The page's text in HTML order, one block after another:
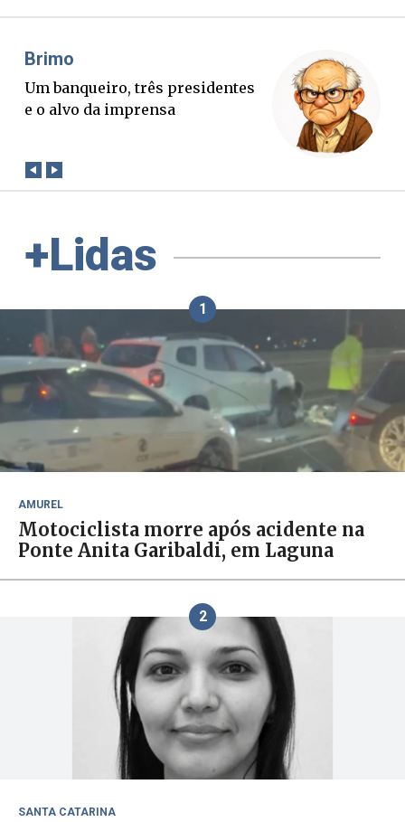
O Boato corre mais rápido que a
verdade. Mas quem paga a
+Lidas
1
AMUREL
Motociclista morre após acidente na
Ponte Anita Garibaldi, em Laguna
2
SANTA CATARINA